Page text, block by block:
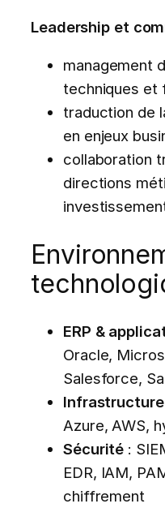
Leadership et
management
techniques et
traduction de
en enjeux
collaboration
directions
ERP &
Oracle,
Salesforce,
Azure, AWS,
Sécurité :
EDR, IAM,
chiffrement